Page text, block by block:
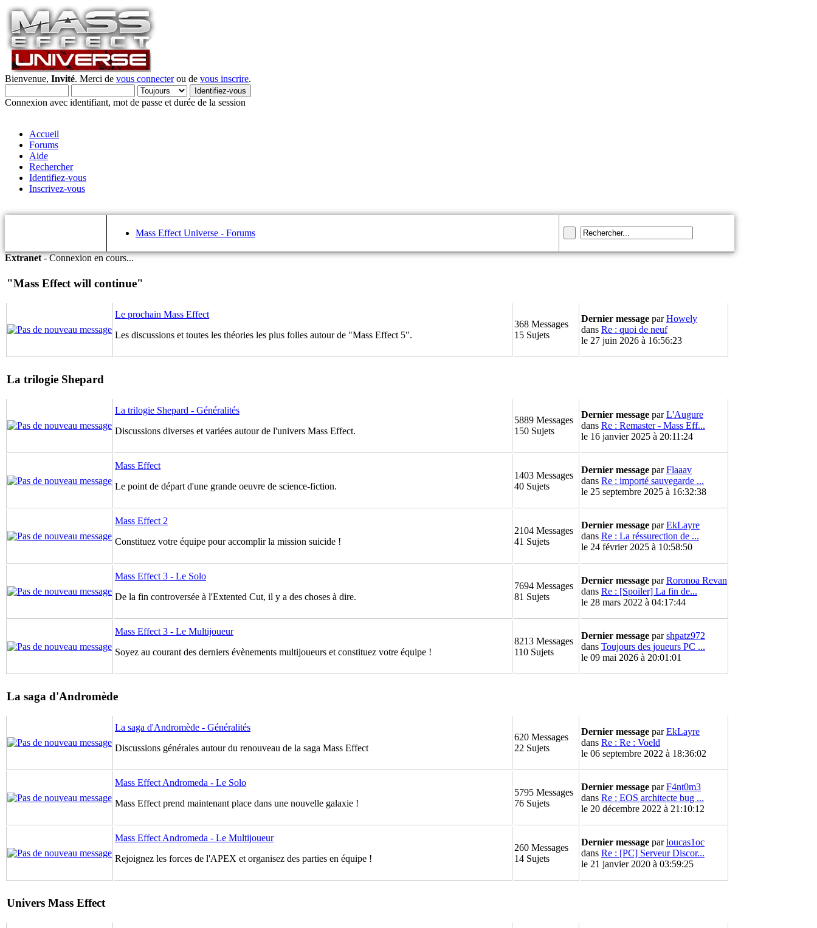
Bienvenue, Invité. Merci de vous connecterou de vous inscrire.
Connexion avec identifiant, mot de passe et durée de la session
Accueil
Forums
Aide
Rechercher
Identifiez-vous
Inscrivez-vous
Mass Effect Universe - Forums
Extranet-Connexion en cours...
"Mass Effect will continue"
Le prochain Mass Effect
Les discussions et toutes les théories les plus folles autour de "Mass Effect 5".
368 Messages
15 Sujets
Dernier message parHowely
dans Re : quoi de neuf
le 27 juin 2026 à 16:56:23
La trilogie Shepard
La trilogie Shepard - Généralités
Discussions diverses et variées autour de l'univers Mass Effect.
5889 Messages
150 Sujets
Dernier message parL'Augure
dans Re : Remaster - Mass Eff...
le 16 janvier 2025 à 20:11:24
Mass Effect
Le point de départ d'une grande oeuvre de science-fiction.
1403 Messages
40 Sujets
Dernier message parFlaaav
dans Re : importé sauvegarde ...
le 25 septembre 2025 à 16:32:38
Mass Effect 2
Constituez votre équipe pour accomplir la mission suicide !
2104 Messages
41 Sujets
Dernier message parEkLayre
dans Re : La réssurection de ...
le 24 février 2025 à 10:58:50
Mass Effect 3 - Le Solo
De la fin controversée à l'Extented Cut, il y a des choses à dire.
7694 Messages
81 Sujets
Dernier message parRoronoa Revan
dans Re : [Spoiler] La fin de...
le 28 mars 2022 à 04:17:44
Mass Effect 3 - Le Multijoueur
Soyez au courant des derniers évènements multijoueurs et constituez votre équipe !
8213 Messages
110 Sujets
Dernier message parshpatz972
dans Toujours des joueurs PC ...
le 09 mai 2026 à 20:01:01
La saga d'Andromède
La saga d'Andromède - Généralités
Discussions générales autour du renouveau de la saga Mass Effect
620 Messages
22 Sujets
Dernier message parEkLayre
dans Re : Re : Voeld
le 06 septembre 2022 à 18:36:02
Mass Effect Andromeda - Le Solo
Mass Effect prend maintenant place dans une nouvelle galaxie !
5795 Messages
76 Sujets
Dernier message parF4nt0m3
dans Re : EOS architecte bug ...
le 20 décembre 2022 à 21:10:12
Mass Effect Andromeda - Le Multijoueur
Rejoignez les forces de l'APEX et organisez des parties en équipe !
260 Messages
14 Sujets
Dernier message parloucas1oc
dans Re : [PC] Serveur Discor...
le 21 janvier 2020 à 03:59:25
Univers Mass Effect